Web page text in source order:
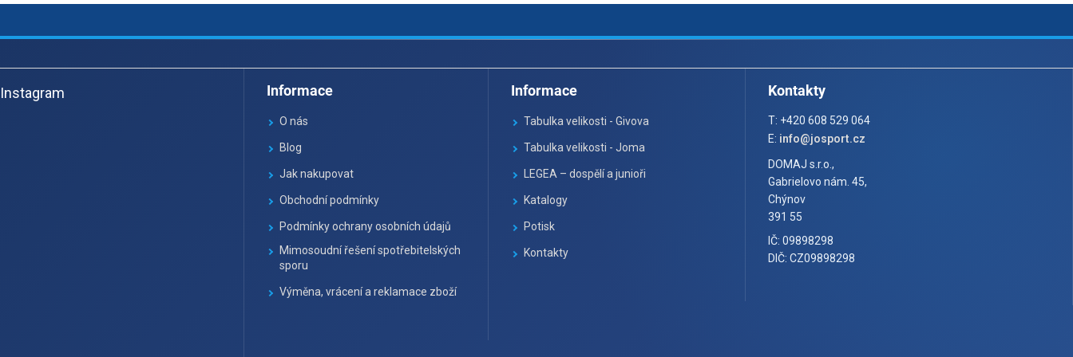
u
á
pInstagram Informace
O nás
Blog
Jak nakupovat
Obchodní podmínky
Podmínky ochrany osobních údajů
Mimosoudní řešení spotřebitelských
sporu
Výměna, vrácení a reklamace zboží
Informace
Tabulka velikosti - Givova
Tabulka velikosti - Joma
LEGEA – dospělí a junioři
Katalogy
Potisk
Kontakty
Kontakty
T: +420 608 529 064
E: info@josport.cz
DOMAJ s.r.o.,
Gabrielovo nám. 45,
Chýnov
391 55
IČ: 09898298
DIČ: CZ09898298